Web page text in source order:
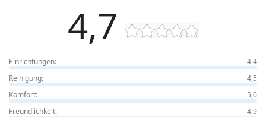
4,7
Einrichtungen:
4,4
Reinigung:
4,5
Komfort:
5,0
Freundlichkeit:
4,9